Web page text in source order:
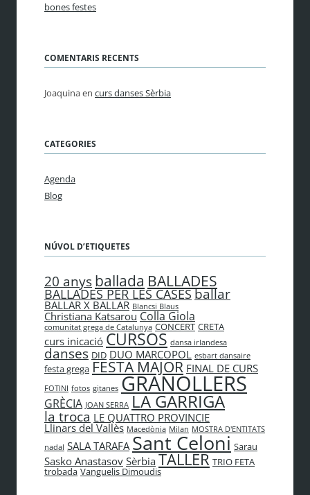
bones festes
COMENTARIS RECENTS
Joaquinaen curs danses Sèrbia
CATEGORIES
Agenda
Blog
NÚVOL D’ETIQUETES
20 anysballada BALLADES
BALLADES PER LES CASESballar
BALLAR X BALLAR Blancsi Blaus
Christiana Katsarou Colla Giola
comunitat grega de Catalunya CONCERT CRETA
curs inicació CURSOS dansa irlandesa
danses DID DUO MARCOPOL esbart dansaire
festa grega FESTA MAJOR FINAL DE CURS
FOTINI fotos gitanes GRANOLLERS
GRÈCIA JOAN SERRA LA GARRIGA
la troca LE QUATTRO PROVINCIE
Llinars del Vallès Macedònia Milan MOSTRA D'ENTITATS
nadal SALA TARAFA Sant Celoni Sarau
Sasko Anastasov Sèrbia TALLER TRIO FETA
trobada Vanguelis Dimoudis